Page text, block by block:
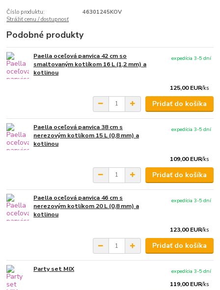
Číslo produktu:
46301245KOV
Strážiť cenu / dostupnosť
Podobné produkty
Paella oceľová panvica 42 cm so
smaltovaným kotlíkom 16 L (1,2 mm) a
kotlinou
125,00 EUR/ks
expedícia 3-5 dní
Pridať do košíka
Paella oceľová panvica 38 cm s
nerezovým kotlíkom 15 L (0,8 mm) a
kotlinou
109,00 EUR/ks
expedícia 3-5 dní
Pridať do košíka
Paella oceľová panvica 46 cm s
nerezovým kotlíkom 20 L (0,8 mm) a
kotlinou
123,00 EUR/ks
expedícia 3-5 dní
Pridať do košíka
Party set MIX
119,00 EUR/ks
expedícia 3-5 dní